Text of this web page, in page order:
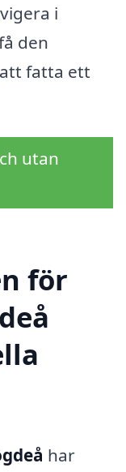
i
den
fatta ett
utan
för
har